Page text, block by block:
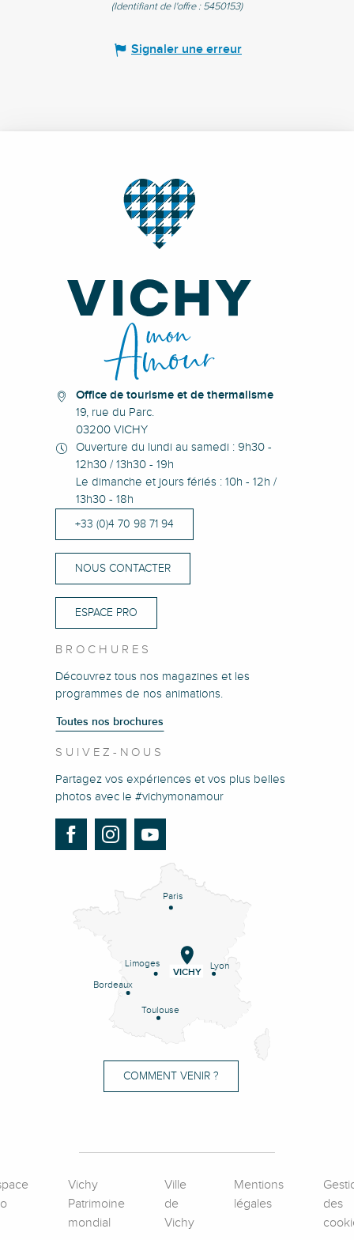
(Identifiant de l'offre : 5450153)
Signaler une erreur
Office de tourisme et de thermalisme
19, rue du Parc.
03200 VICHY
Ouverture du lundi au samedi : 9h30 -
12h30 / 13h30 - 19h
Le dimanche et jours fériés : 10h - 12h /
13h30 - 18h
+33 (0)4 70 98 71 94
NOUS CONTACTER
ESPACE PRO
BROCHURES
Découvrez tous nos magazines et les
programmes de nos animations.
Toutes nos brochures
SUIVEZ-NOUS
Partagez vos expériences et vos plus belles
photos avec le #vichymonamour
Paris
Lyon
Limoges
Bordeaux
Toulouse
VICHY
COMMENT VENIR ?
Vichy
Patrimoine
mondial
Ville
de
Vichy
Mentions
légales
des